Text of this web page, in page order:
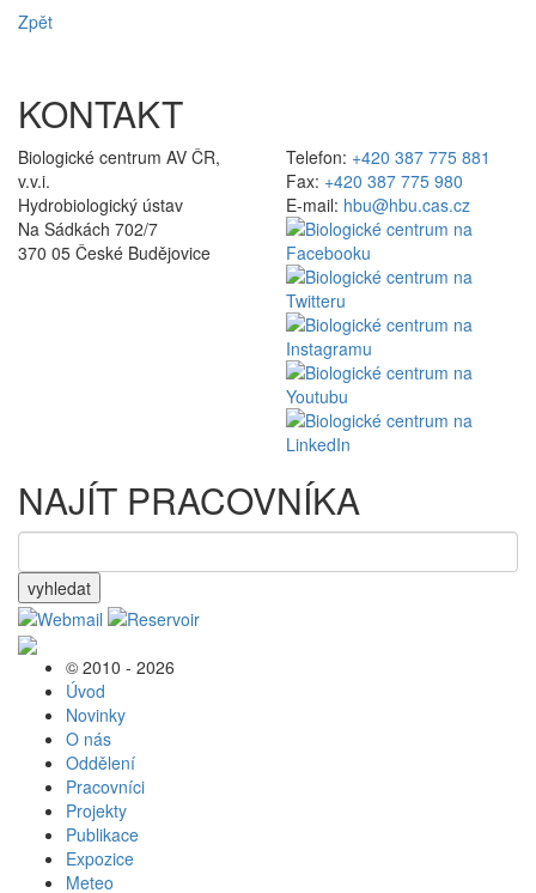
Zpět
KONTAKT
Biologické centrum AV ČR,
v.v.i.
Hydrobiologický ústav
Na Sádkách 702/7
370 05 České Budějovice
Telefon: +420 387 775 881
Fax: +420 387 775 980
E-mail: hbu@hbu.cas.cz
NAJÍT PRACOVNÍKA
vyhledat
© 2010 - 2026
Úvod
Novinky
O nás
Oddělení
Pracovníci
Projekty
Publikace
Expozice
Meteo